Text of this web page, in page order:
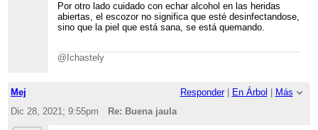
Por otro lado cuidado con echar alcohol en las heridas
abiertas, el escozor no significa que esté desinfectandose,
sino que la piel que está sana, se está quemando.
@Ichastely
Mej Responder| En Árbol
Más
Dic 28, 2021; 9:55pm
Re: Buena jaula